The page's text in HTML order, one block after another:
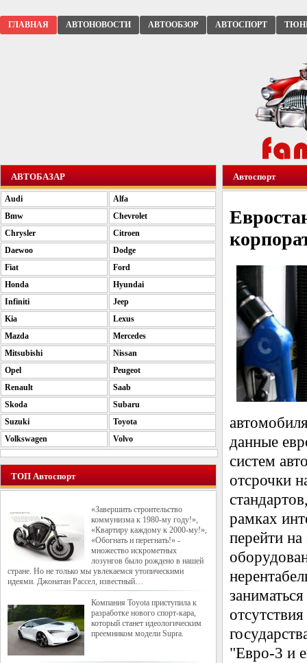
ГЛАВНАЯ АВТОНОВОСТИ АВТООБЗОР АВТОСПОРТ
Автоспорт
данные
систем
отсрочки
рамках
перейти
"Евро-3 и
АВТОБАЗАР
Audi
Alfa
Bmw
Chevrolet
Chrysler
Citroen
Daewoo
Dodge
Fiat
Ford
Honda
Hyundai
Infiniti
Jeep
Kia
Lexus
Mazda
Mercedes
Mitsubishi
Nissan
Opel
Peugeot
Renault
Saab
Skoda
Subaru
Suzuki
Toyota
Volkswagen
Volvo
ТОП Автоспорт
«Завершить строительство
коммунизма к 1980-му году!»,
«Квартиру каждому к 2000-му!»,
«Обогнать и перегнать!» -
множество искрометных
лозунгов было рождено в нашей
стране. Но не только мы увлекаемся утопическими
идеями. Джонатан Рассел, известный…
Компания Toyota приступила к
разработке нового спорт-кара,
который станет идеологическим
преемником модели Supra.